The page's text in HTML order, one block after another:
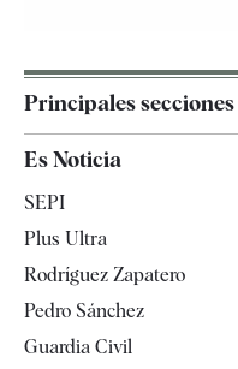
Principales secciones
España
Televisión
Es Noticia
SEPI
Plus Ultra
Rodríguez Zapatero
Pedro Sánchez
Guardia Civil